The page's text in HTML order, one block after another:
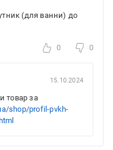
(для ванни) до
0 0
15.10.2024
товар за
shop/profil-pvkh-